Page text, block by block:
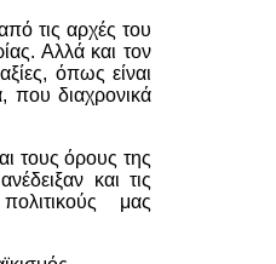
τις αρχές του
Αλλά και τον
όπως είναι
που διαχρονικά
τους όρους της
και τις
μας